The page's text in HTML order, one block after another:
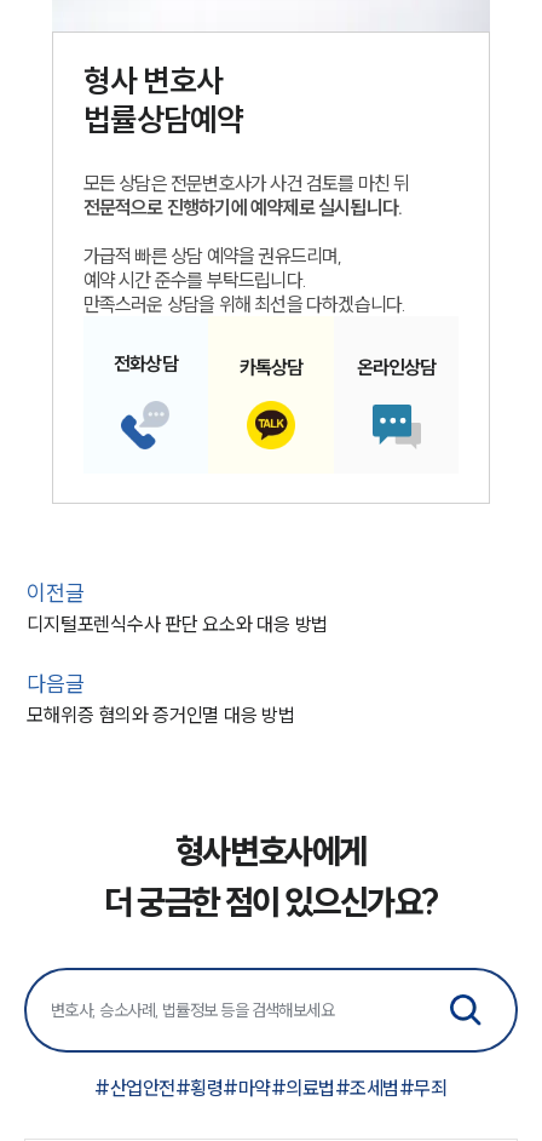
인재채용
형사변호사
법률상담예약
모든 상담은 전문변호사가 사건 검토를 마친 뒤
전문적으로 진행하기에 예약제로 실시됩니다.
가급적 빠른 상담 예약을 권유드리며,
예약 시간 준수를 부탁드립니다.
만족스러운 상담을 위해 최선을 다하겠습니다.
전화상담 카톡상담 온라인상담
이전글
디지털포렌식수사 판단 요소와 대응 방법
다음글
모해위증 혐의와 증거인멸 대응 방법
형사변호사에게
더 궁금한 점이 있으신가요?
#산업안전#횡령#마약#의료법#조세범#무죄